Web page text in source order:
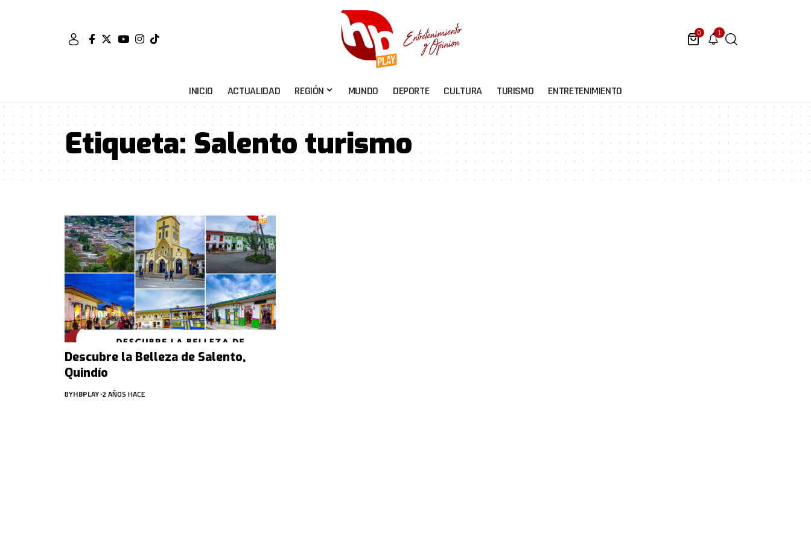
0 1
INICIO ACTUALIDAD REGIÓN MUNDO DEPORTE CULTURA TURISMO ENTRETENIMIENTO
Etiqueta: Salento turismo
Descubre la Belleza de Salento,
Quindío
BYHBPLAY 2 AÑOS HACE